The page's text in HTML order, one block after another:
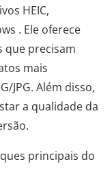
HEIC,
. Ele oferece
que precisam
mais
JPG. Além disso,
a qualidade da
principais do